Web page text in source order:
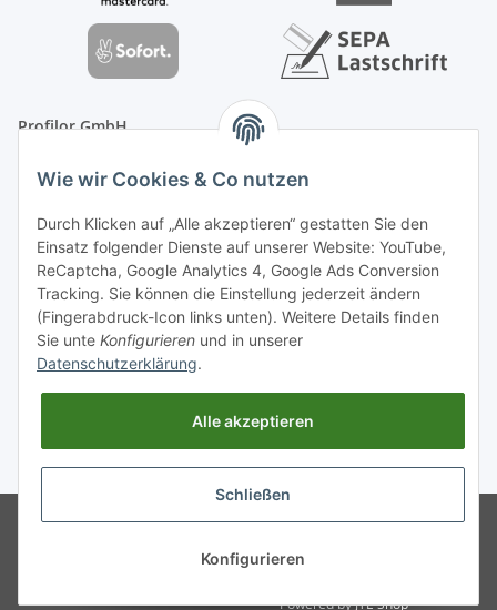
Profilor GmbH
OdF.Platz 2
16775 Löwenberger Land
Telefon: +49 (0) 33094-719-8719
E-Mail: info (ät) treppe99 (Punkt) de
* Alle Preise inkl. gesetzlicher USt., zzgl.Versand
Powered byJTL-Shop
Wie wir Cookies & Co nutzen
Durch Klicken auf „Alle akzeptieren“ gestatten Sie den
Einsatz folgender Dienste auf unserer Website: YouTube,
ReCaptcha, Google Analytics 4, Google Ads Conversion
Tracking. Sie können die Einstellung jederzeit ändern
(Fingerabdruck-Icon links unten). Weitere Details finden
Sie unte Konfigurieren und in unserer
Datenschutzerklärung.
Alle akzeptieren
Schließen
Konfigurieren